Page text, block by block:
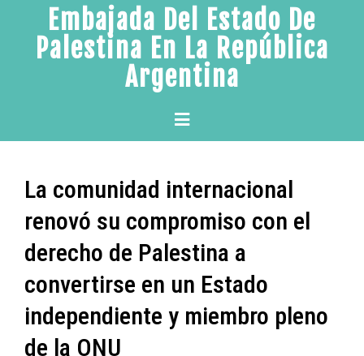
content
Embajada Del Estado De
Palestina En La República
Argentina
Primary
Menu
La comunidad internacional
renovó su compromiso con el
derecho de‪ Palestina‬ a
convertirse en un Estado
independiente y miembro pleno
de la ONU